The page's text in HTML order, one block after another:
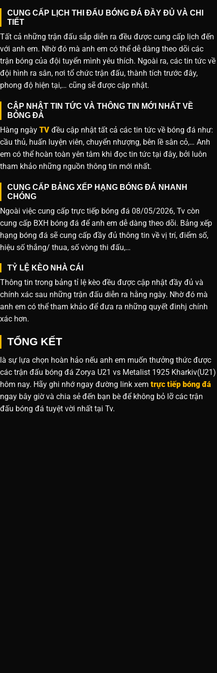
CUNG CẤP LỊCH THI ĐẤU BÓNG ĐÁ ĐẦY ĐỦ VÀ CHI
TIẾT
Tất cả những trận đấu sắp diễn ra đều được cung cấp lịch đến
với anh em. Nhờ đó mà anh em có thể dễ dàng theo dõi các
trận bóng của đội tuyển mình yêu thích. Ngoài ra, các tin tức về
đội hình ra sân, nơi tổ chức trận đấu, thành tích trước đây,
phong độ hiện tại,… cũng sẽ được cập nhật.
CẬP NHẬT TIN TỨC VÀ THÔNG TIN MỚI NHẤT VỀ
BÓNG ĐÁ
Hàng ngày TV đều cập nhật tất cả các tin tức về bóng đá như:
cầu thủ, huấn luyện viên, chuyển nhượng, bên lề sân cỏ,… Anh
em có thể hoàn toàn yên tâm khi đọc tin tức tại đây, bởi luôn
tham khảo những nguồn thông tin mới nhất.
CUNG CẤP BẢNG XẾP HẠNG BÓNG ĐÁ NHANH
CHÓNG
Ngoài việc cung cấp trực tiếp bóng đá 08/05/2026, Tv còn
cung cấp BXH bóng đá để anh em dễ dàng theo dõi. Bảng xếp
hạng bóng đá sẽ cung cấp đầy đủ thông tin về vị trí, điểm số,
hiệu số thắng/ thua, số vòng thi đấu,…
TỶ LỆ KÈO NHÀ CÁI
Thông tin trong bảng tỉ lệ kèo đều được cập nhật đầy đủ và
chính xác sau những trận đấu diễn ra hằng ngày. Nhờ đó mà
anh em có thể tham khảo để đưa ra những quyết đinhj chính
xác hơn.
TỔNG KẾT
là sự lựa chọn hoàn hảo nếu anh em muốn thưởng thức được
các trận đấu bóng đá Zorya U21 vs Metalist 1925 Kharkiv(U21)
hôm nay. Hãy ghi nhớ ngay đường link xem trực tiếp bóng đá
ngay bây giờ và chia sẻ đến bạn bè để không bỏ lỡ các trận
đấu bóng đá tuyệt vời nhất tại Tv.